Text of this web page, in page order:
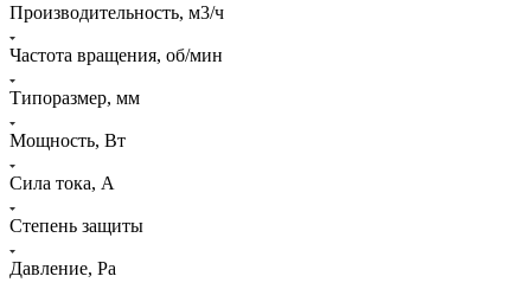
Производительность, м3/ч
Частота вращения, об/мин
Типоразмер, мм
Мощность, Вт
Сила тока, A
Степень защиты
Давление, Pa